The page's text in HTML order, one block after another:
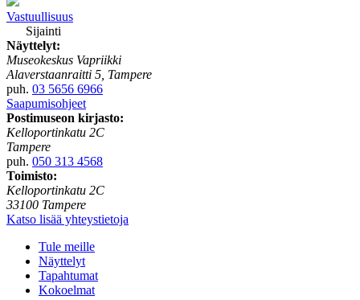
Vastuullisuus
Sijainti
Näyttelyt:
Museokeskus Vapriikki
Alaverstaanraitti 5, Tampere
puh. 03 5656 6966
Saapumisohjeet
Postimuseon kirjasto:
Kelloportinkatu 2C
Tampere
puh. 050 313 4568
Toimisto:
Kelloportinkatu 2C
33100 Tampere
Katso lisää yhteystietoja
Tule meille
Näyttelyt
Tapahtumat
Kokoelmat